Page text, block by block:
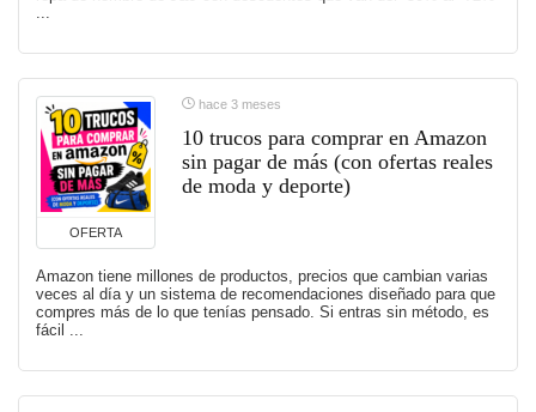
...
OFERTA
hace 3 meses
10 trucos para comprar en Amazon
sin pagar de más (con ofertas reales
de moda y deporte)
Amazon tiene millones de productos, precios que cambian varias
veces al día y un sistema de recomendaciones diseñado para que
compres más de lo que tenías pensado. Si entras sin método, es
fácil ...